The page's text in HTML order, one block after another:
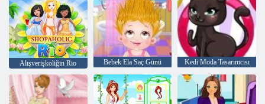
Alışverişkoliğin Rio Bebek Ela Saç Günü Kedi Moda Tasarımcısı